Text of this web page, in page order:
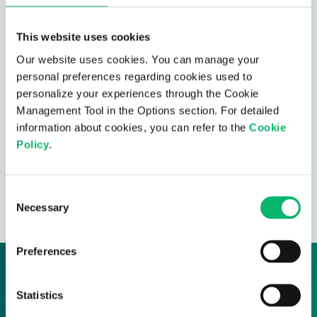
This website uses cookies
Our website uses cookies. You can manage your
personal preferences regarding cookies used to
personalize your experiences through the Cookie
Management Tool in the Options section. For detailed
information about cookies, you can refer to the Cookie
Policy.
Selection
Necessary
Preferences
Statistics
DAHA FAZLA
5G
Sabit Kablosuz Erişim (FWA)
O-RAN
Özel ağ ortamınızı birlikte